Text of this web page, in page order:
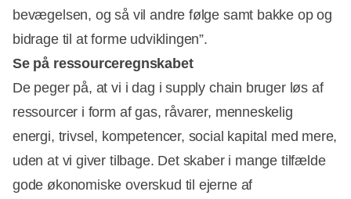
bevægelsen, og så vil andre følge samt bakke op og
bidrage til at forme udviklingen”.
Se på ressourceregnskabet
De peger på, at vi i dag i supply chain bruger løs af
ressourcer i form af gas, råvarer, menneskelig
energi, trivsel, kompetencer, social kapital med mere,
uden at vi giver tilbage. Det skaber i mange tilfælde
gode økonomiske overskud til ejerne af